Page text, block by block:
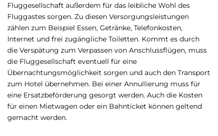
Fluggesellschaft außerdem für das leibliche Wohl des
Fluggastes sorgen. Zu diesen Versorgungsleistungen
zählen zum Beispiel Essen, Getränke, Telefonkosten,
Internet und frei zugängliche Toiletten. Kommt es durch
die Verspätung zum Verpassen von Anschlussflügen, muss
die Fluggesellschaft eventuell für eine
Übernachtungsmöglichkeit sorgen und auch den Transport
zum Hotel übernehmen. Bei einer Annullierung muss für
eine Ersatzbeförderung gesorgt werden. Auch die Kosten
für einen Mietwagen oder ein Bahnticket können geltend
gemacht werden.